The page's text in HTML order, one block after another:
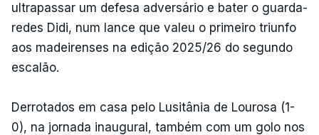
ultrapassar um defesa adversário e bater o guarda-
redes Didi, num lance que valeu o primeiro triunfo
aos madeirenses na edição 2025/26 do segundo
escalão.
Derrotados em casa pelo Lusitânia de Lourosa (1-
0), na jornada inaugural, também com um golo nos